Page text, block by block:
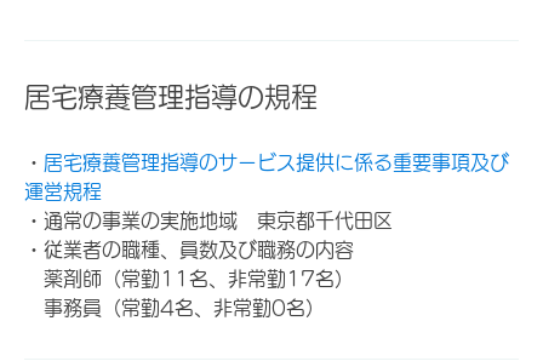
居宅療養管理指導の規程
・ 居宅療養管理指導のサービス提供に係る重要事項及び
運営規程
・通常の事業の実施地域 東京都千代田区
・従業者の職種、員数及び職務の内容
薬剤師（常勤11名、非常勤17名）
事務員（常勤4名、非常勤0名）